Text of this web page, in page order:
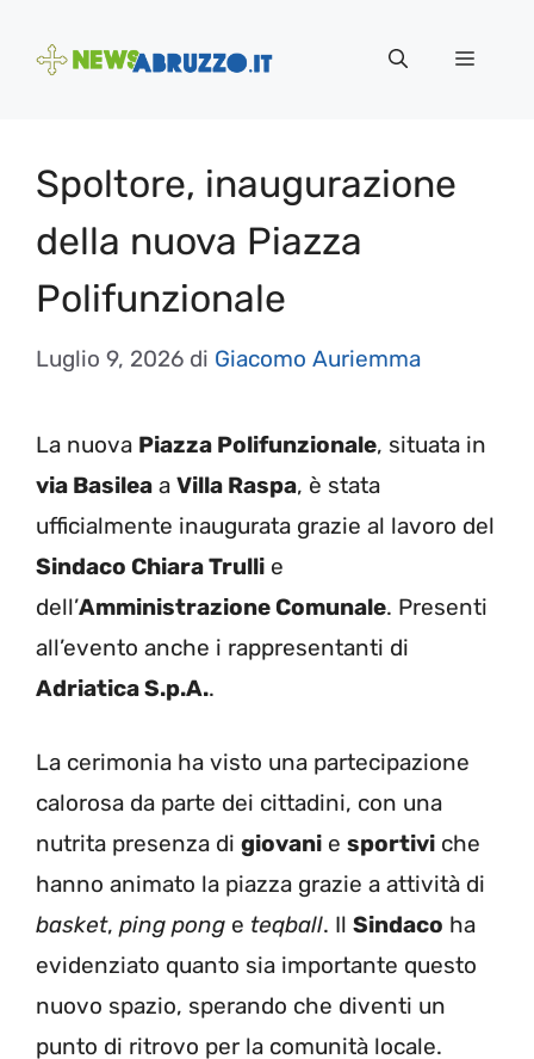
Menu
Spoltore, inaugurazione
della nuova Piazza
Polifunzionale
Luglio 9, 2026 di Giacomo Auriemma
La nuova Piazza Polifunzionale, situata in
via Basilea a Villa Raspa, è stata
ufficialmente inaugurata grazie al lavoro del
Sindaco Chiara Trulli e
dell’Amministrazione Comunale. Presenti
all’evento anche i rappresentanti di
Adriatica S.p.A..
La cerimonia ha visto una partecipazione
calorosa da parte dei cittadini, con una
nutrita presenza di giovani e sportivi che
hanno animato la piazza grazie a attività di
basket, ping pong e teqball. Il Sindaco ha
evidenziato quanto sia importante questo
nuovo spazio, sperando che diventi un
punto di ritrovo per la comunità locale.